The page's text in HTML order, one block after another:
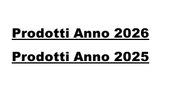
Prodotti Anno 2026
Prodotti Anno 2025